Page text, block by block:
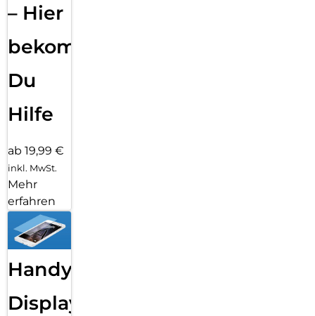
– Hier
bekommst
Du
Hilfe
ab 19,99 €
inkl. MwSt.
Mehr
erfahren
Handy
Displayfolie